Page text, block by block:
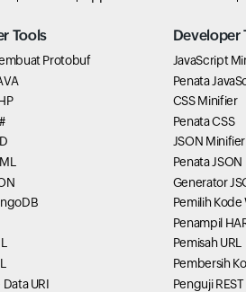
Tools
Protobuf
URI
Developer
JavaScript
Penata
CSS Minifier
Penata CSS
JSON Minifier
Penata JSON
Generator
Pemilih Kode
Penampil
Pemisah URL
Pembersih
Penguji REST